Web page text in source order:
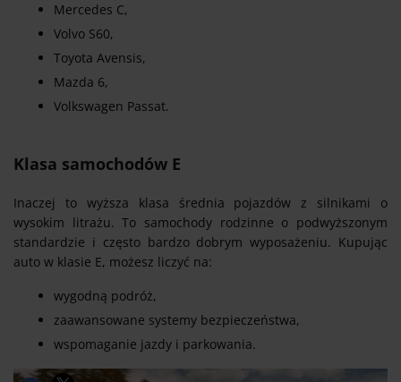
Mercedes C,
Volvo S60,
Toyota Avensis,
Mazda 6,
Volkswagen Passat.
Klasa samochodów E
Inaczej to wyższa klasa średnia pojazdów z silnikami o
wysokim litrażu. To samochody rodzinne o podwyższonym
standardzie i często bardzo dobrym wyposażeniu. Kupując
auto w klasie E, możesz liczyć na:
wygodną podróż,
zaawansowane systemy bezpieczeństwa,
wspomaganie jazdy i parkowania.